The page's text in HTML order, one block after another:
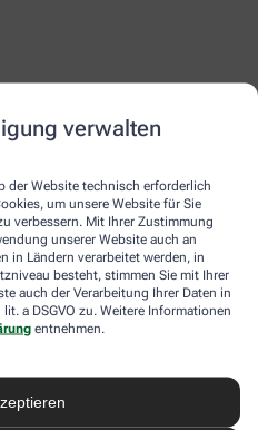
verwalten
der Website technisch erforderlich
um unsere Website für Sie
verbessern. Mit Ihrer Zustimmung
unserer Website auch an
in Ländern verarbeitet werden, in
besteht, stimmen Sie mit Ihrer
auch der Verarbeitung Ihrer Daten in
a DSGVO zu. Weitere Informationen
entnehmen.
noch Bilder und Text haben.